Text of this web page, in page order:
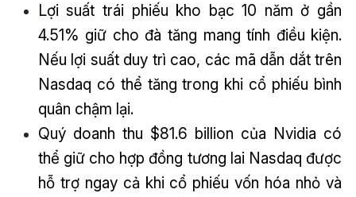
Lợi suất trái phiếu kho bạc 10 năm ở gần
4.51% giữ cho đà tăng mang tính điều kiện.
Nếu lợi suất duy trì cao, các mã dẫn dắt trên
Nasdaq có thể tăng trong khi cổ phiếu bình
quân chậm lại.
Quý doanh thu $81.6 billion của Nvidia có
thể giữ cho hợp đồng tương lai Nasdaq được
hỗ trợ ngay cả khi cổ phiếu vốn hóa nhỏ và